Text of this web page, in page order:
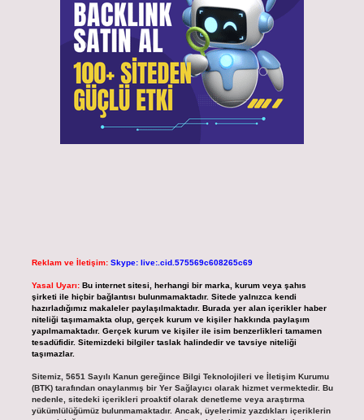
Reklam ve İletişim: Skype: live:.cid.575569c608265c69
Yasal Uyarı: Bu internet sitesi, herhangi bir marka, kurum veya şahıs
şirketi ile hiçbir bağlantısı bulunmamaktadır. Sitede yalnızca kendi
hazırladığımız makaleler paylaşılmaktadır. Burada yer alan içerikler haber
niteliği taşımamakta olup, gerçek kurum ve kişiler hakkında paylaşım
yapılmamaktadır. Gerçek kurum ve kişiler ile isim benzerlikleri tamamen
tesadüfidir. Sitemizdeki bilgiler taslak halindedir ve tavsiye niteliği
taşımazlar.
Sitemiz, 5651 Sayılı Kanun gereğince Bilgi Teknolojileri ve İletişim Kurumu
(BTK) tarafından onaylanmış bir Yer Sağlayıcı olarak hizmet vermektedir. Bu
nedenle, sitedeki içerikleri proaktif olarak denetleme veya araştırma
yükümlülüğümüz bulunmamaktadır. Ancak, üyelerimiz yazdıkları içeriklerin